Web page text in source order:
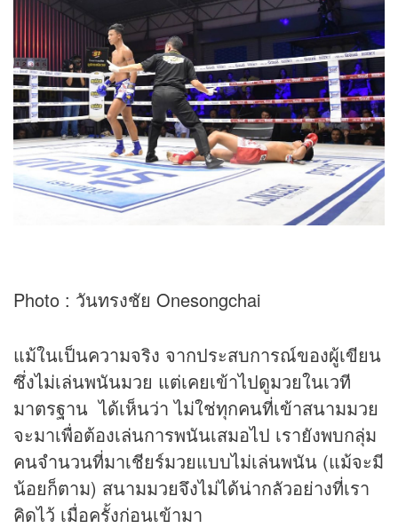
Photo : วันทรงชัย Onesongchai
แม้ในเป็นความจริง จากประสบการณ์ของผู้เขียน
ซึ่งไม่เล่นพนันมวย แต่เคยเข้าไปดูมวยในเวที
มาตรฐาน ได้เห็นว่า ไม่ใช่ทุกคนที่เข้าสนามมวย
จะมาเพื่อต้องเล่นการพนันเสมอไป เรายังพบกลุ่ม
คนจำนวนที่มาเชียร์มวยแบบไม่เล่นพนัน (แม้จะมี
น้อยก็ตาม) สนามมวยจึงไม่ได้น่ากลัวอย่างที่เรา
คิดไว้ เมื่อครั้งก่อนเข้ามา